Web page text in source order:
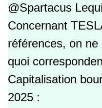
@Spartacus
Concernant
références, on
quoi
Capitalisation
2025 :